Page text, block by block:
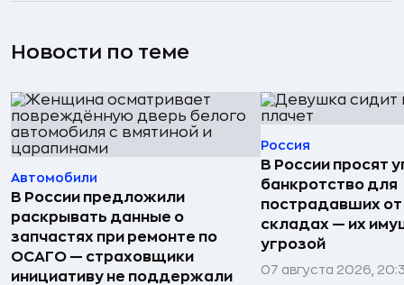
Новости по теме
Автомобили
В России предложили
раскрывать данные о
запчастях при ремонте по
ОСАГО — страховщики
инициативу не поддержали
Россия
В России просят
банкротство для
пострадавших
складах — их
угрозой
07 августа 2026,